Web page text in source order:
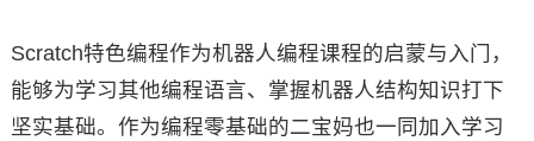
Scratch特色编程作为机器人编程课程的启蒙与入门，
能够为学习其他编程语言、掌握机器人结构知识打下
坚实基础。作为编程零基础的二宝妈也一同加入学习